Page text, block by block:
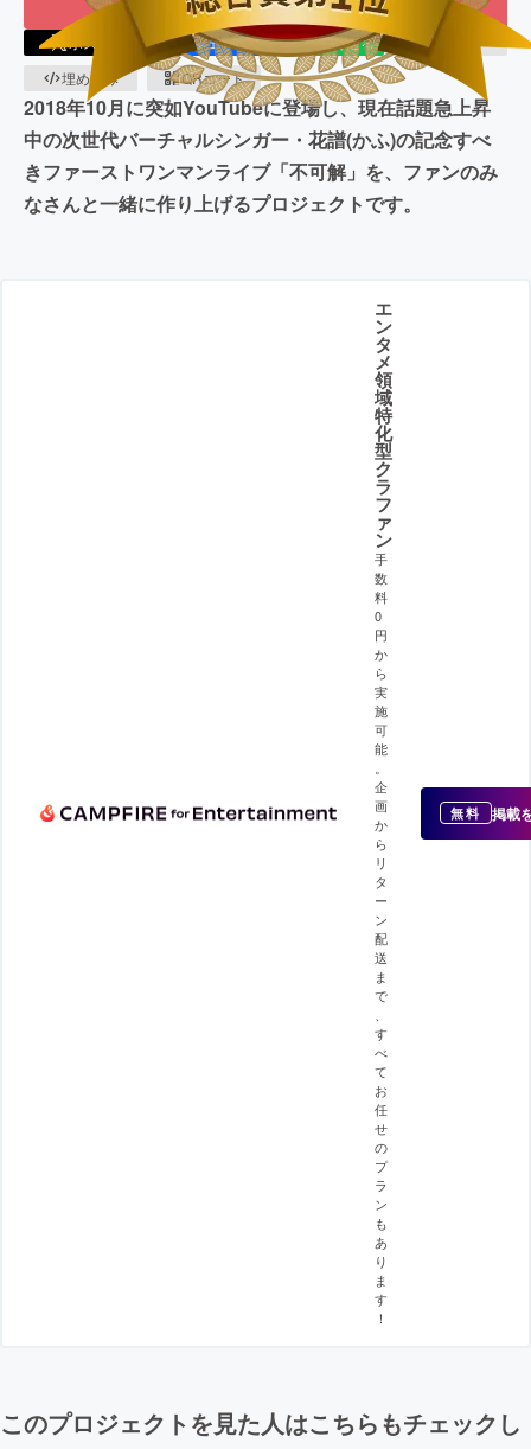
ポスト シェア LINEで送る
URLコピー
埋め込み
QRコード
2018年10月に突如YouTubeに登場し、現在話題急上昇
中の次世代バーチャルシンガー・花譜(かふ)の記念すべ
きファーストワンマンライブ「不可解」を、ファンのみ
なさんと一緒に作り上げるプロジェクトです。
エ
ン
タ
メ
領
域
特
化
型
ク
ラ
フ
ァ
ン
手
数
料
0
円
か
ら
実
施
可
能
企
画
か
ら
リ
タ
ー
ン
配
送
ま
で
す
べ
て
お
任
せ
の
プ
ラ
ン
も
あ
り
ま
す
！
無料 掲載
このプロジェクトを見た人はこちらもチェックし